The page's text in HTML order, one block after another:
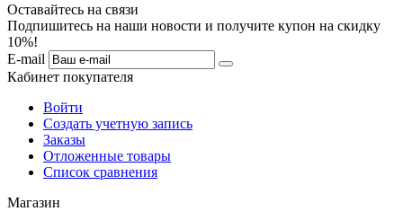
Оставайтесь на связи
Подпишитесь на наши новости и получите купон на скидку
10%!
E-mail
Кабинет покупателя
Войти
Создать учетную запись
Заказы
Отложенные товары
Список сравнения
Магазин